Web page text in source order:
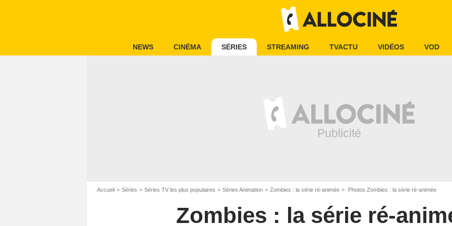
NEWS CINÉMA SÉRIES STREAMING TVACTU VIDÉOS VOD
Accueil Séries Séries TV les plus populaires Séries Animation Zombies : la série ré-animée Photos Zombies : la série ré-animée
Zombies : la série ré-